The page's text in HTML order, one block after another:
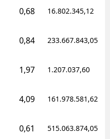
0,68 16.802.345,12
0,84 233.667.843,05
1,97 1.207.037,60
4,09 161.978.581,62
0,61 515.063.874,05